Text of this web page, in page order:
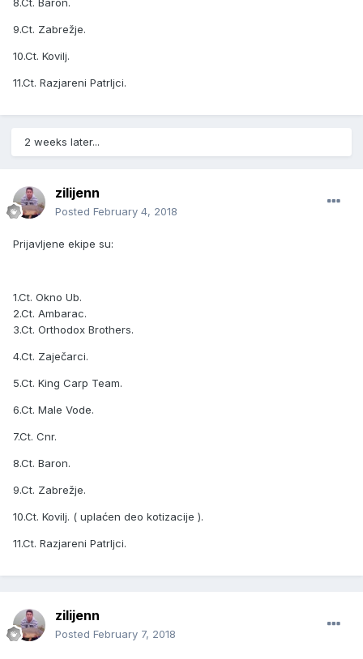
8.Ct. Baron.
9.Ct. Zabrežje.
10.Ct. Kovilj.
11.Ct. Razjareni Patrljci.
2 weeks later...
zilijenn
Posted February 4, 2018
Prijavljene ekipe su:
1.Ct. Okno Ub.
2.Ct. Ambarac.
3.Ct. Orthodox Brothers.
4.Ct. Zaječarci.
5.Ct. King Carp Team.
6.Ct. Male Vode.
7.Ct. Cnr.
8.Ct. Baron.
9.Ct. Zabrežje.
10.Ct. Kovilj. ( uplaćen deo kotizacije ).
11.Ct. Razjareni Patrljci.
zilijenn
Posted February 7, 2018